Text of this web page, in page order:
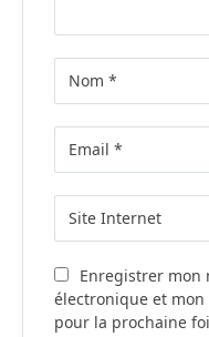
Enregistrer mon
électronique et
pour la prochaine